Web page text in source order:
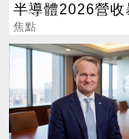
半導體2026營
焦點